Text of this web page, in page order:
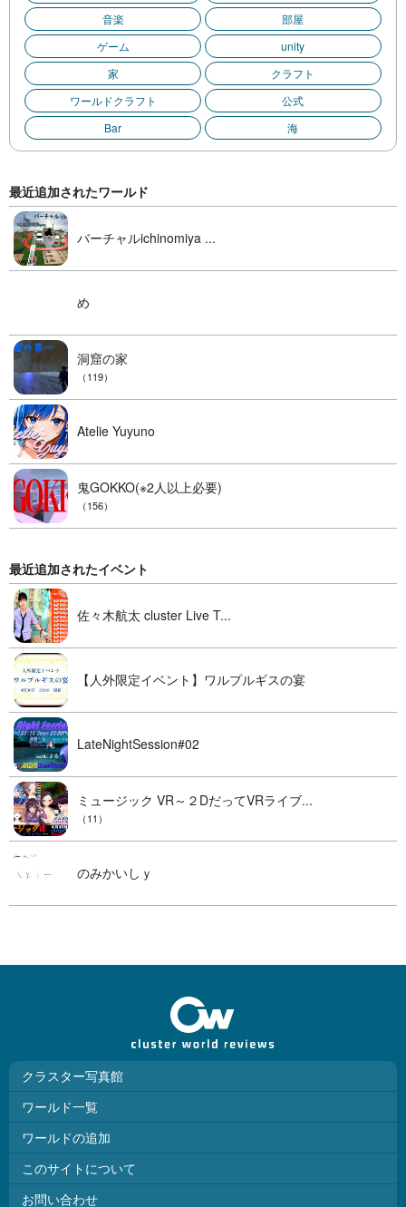
音楽
部屋
ゲーム
unity
家
クラフト
ワールドクラフト
公式
Bar
海
最近追加されたワールド
バーチャルichinomiya ...
め
洞窟の家
（119）
Atelie Yuyuno
鬼GOKKO(※2人以上必要)
（156）
最近追加されたイベント
佐々木航太 cluster Live T...
【人外限定イベント】ワルプルギスの宴
LateNightSession#02
ミュージック VR～２DだってVRライブ...
（11）
のみかいしｙ
クラスター写真館
ワールド一覧
ワールドの追加
このサイトについて
お問い合わせ